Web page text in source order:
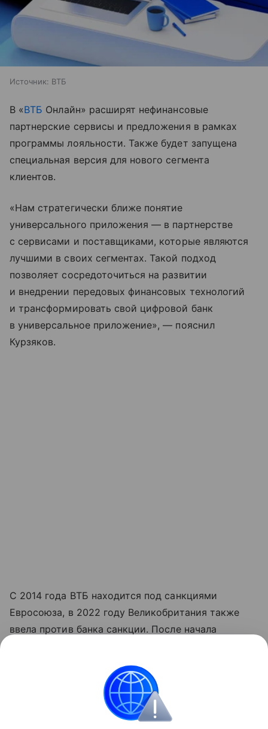
Источник: ВТБ
В «ВТБ Онлайн» расширят нефинансовые
партнерские сервисы и предложения в рамках
программы лояльности. Также будет запущена
специальная версия для нового сегмента
клиентов.
«Нам стратегически ближе понятие
универсального приложения — в партнерстве
с сервисами и поставщиками, которые являются
лучшими в своих сегментах. Такой подход
позволяет сосредоточиться на развитии
и внедрении передовых финансовых технологий
и трансформировать свой цифровой банк
в универсальное приложение», — пояснил
Курзяков.
С 2014 года ВТБ находится под санкциями
Евросоюза, в 2022 году Великобритания также
ввела против банка санкции. После начала
в санкционный список США и ряда других стран.
С марта 2022 года банк отключен от системы
межбанковских платежей SWIFT. На этом фоне
приложение ВТБ удалили из App Store.